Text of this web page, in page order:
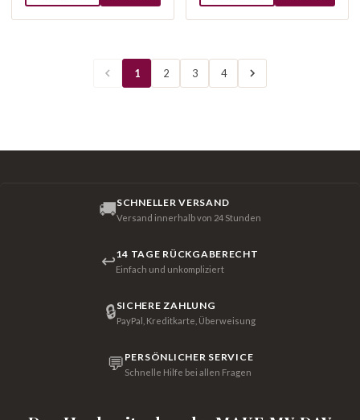
1 2 3 4
🚚SCHNELLER VERSAND
Versand innerhalb von 24 Stunden
↩14 TAGE RÜCKGABERECHT
Einfach und unkompliziert
🔒SICHERE ZAHLUNG
PayPal, Kreditkarte, Überweisung
💬 PERSÖNLICHER SERVICE
Schnelle Hilfe bei allen Fragen